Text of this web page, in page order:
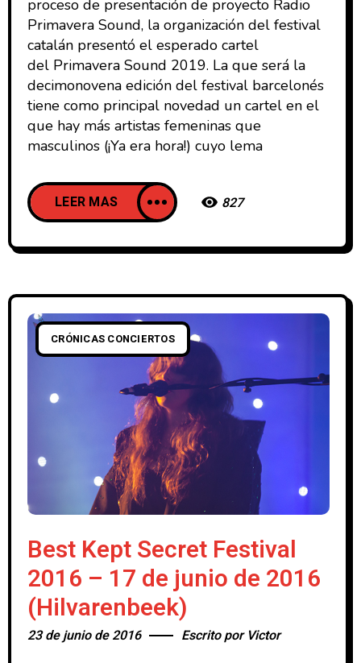
proceso de presentación de proyecto Radio
Primavera Sound, la organización del festival
catalán presentó el esperado cartel
del Primavera Sound 2019. La que será la
decimonovena edición del festival barcelonés
tiene como principal novedad un cartel en el
que hay más artistas femeninas que
masculinos (¡Ya era hora!) cuyo lema
LEER MAS 827
CRÓNICAS CONCIERTOS
Best Kept Secret Festival
2016 – 17 de junio de 2016
(Hilvarenbeek)
23 de junio de 2016 Escrito por Victor